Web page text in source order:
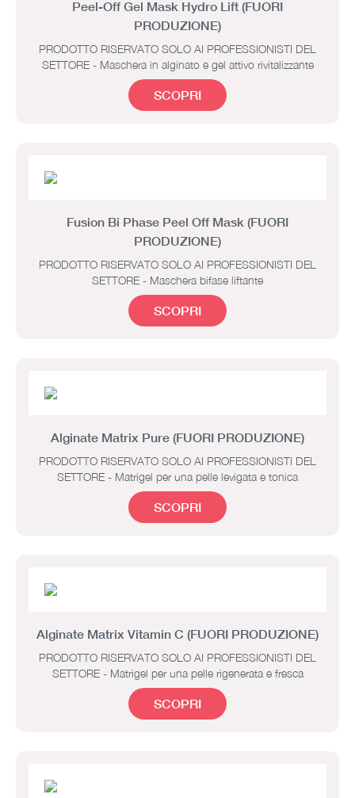
Peel-Off Gel Mask Hydro Lift (FUORI
PRODUZIONE)
PRODOTTO RISERVATO SOLO AI PROFESSIONISTI DEL
SETTORE - Maschera in alginato e gel attivo rivitalizzante
SCOPRI
Fusion Bi Phase Peel Off Mask (FUORI
PRODUZIONE)
PRODOTTO RISERVATO SOLO AI PROFESSIONISTI DEL
SETTORE - Maschera bifase liftante
SCOPRI
Alginate Matrix Pure (FUORI PRODUZIONE)
PRODOTTO RISERVATO SOLO AI PROFESSIONISTI DEL
SETTORE - Matrigel per una pelle levigata e tonica
SCOPRI
Alginate Matrix Vitamin C (FUORI PRODUZIONE)
PRODOTTO RISERVATO SOLO AI PROFESSIONISTI DEL
SETTORE - Matrigel per una pelle rigenerata e fresca
SCOPRI